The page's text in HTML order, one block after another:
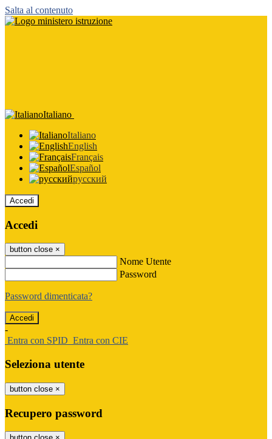
Salta al contenuto
Italiano
Italiano
English
Français
Español
русский
Accedi
Accedi
button close ×
Nome Utente
Password
Password dimenticata?
-
Entra con SPID Entra con CIE
Seleziona utente
button close ×
Recupero password